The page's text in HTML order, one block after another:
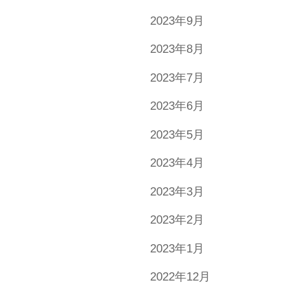
2023年9月
2023年8月
2023年7月
2023年6月
2023年5月
2023年4月
2023年3月
2023年2月
2023年1月
2022年12月